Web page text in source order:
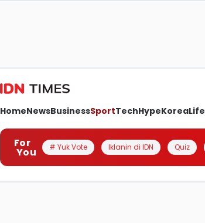
HomeNewsBusinessSportTechHypeKoreaLife
For
You # Yuk Vote Iklanin di IDN Quiz